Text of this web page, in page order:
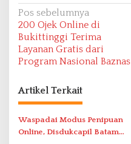
N
a
v
i
g
a
s
i
Pos sebelumnya
200 Ojek Online di
Bukittinggi Terima
Layanan Gratis dari
Program Nasional Baznas
Artikel Terkait
Waspadai Modus Penipuan
Online, Disdukcapil Batam